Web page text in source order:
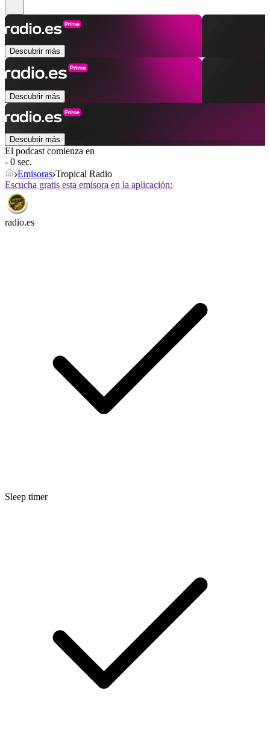
Descubrir más
Descubrir más
Descubrir más
El podcast comienza en
- 0 sec.
Emisoras Tropical Radio
Escucha gratis esta emisora en la aplicación:
radio.es
Sleep timer